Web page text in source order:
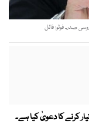
صدر۔ فوٹو: فائل
کرنے کا دعویٰ کیا ہے۔